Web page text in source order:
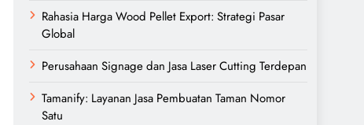
Rahasia Harga Wood Pellet Export: Strategi Pasar
Global
Perusahaan Signage dan Jasa Laser Cutting Terdepan
Tamanify: Layanan Jasa Pembuatan Taman Nomor
Satu